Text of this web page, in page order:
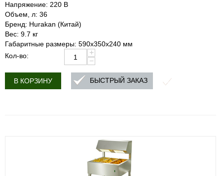
Напряжение: 220 В
Объем, л: 36
Бренд: Hurakan (Китай)
Вес: 9.7 кг
Габаритные размеры: 590х350х240 мм
Кол-во:
+
−
В КОРЗИНУ БЫСТРЫЙ ЗАКАЗ